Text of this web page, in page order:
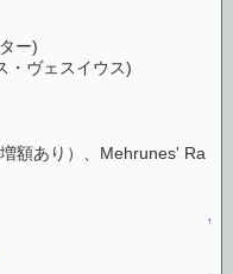
ー)
・ヴェスイウス)
額あり）、Mehrunes' Ra
↑